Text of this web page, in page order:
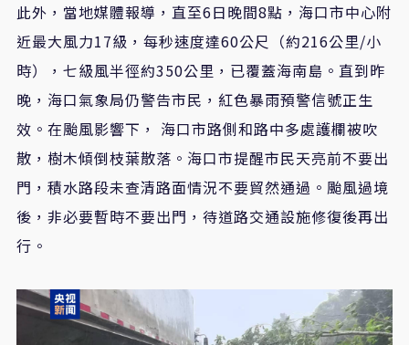
此外，當地媒體報導，直至6日晚間8點，海口市中心附
近最大風力17級，每秒速度達60公尺（約216公里/小
時），七級風半徑約350公里，已覆蓋海南島。直到昨
晚，海口氣象局仍警告市民，紅色暴雨預警信號正生
效。在颱風影響下， 海口市路側和路中多處護欄被吹
散，樹木傾倒枝葉散落。海口市提醒市民天亮前不要出
門，積水路段未查清路面情況不要貿然通過。颱風過境
後，非必要暫時不要出門，待道路交通設施修復後再出
行。